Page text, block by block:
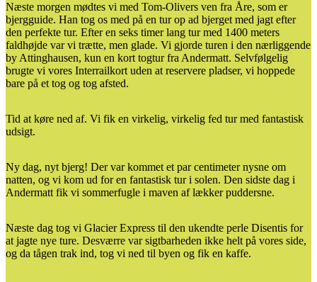
Næste morgen mødtes vi med Tom-Olivers ven fra Åre, som er
bjergguide. Han tog os med på en tur op ad bjerget med jagt efter
den perfekte tur. Efter en seks timer lang tur med 1400 meters
faldhøjde var vi trætte, men glade. Vi gjorde turen i den nærliggende
by Attinghausen, kun en kort togtur fra Andermatt. Selvfølgelig
brugte vi vores Interrailkort uden at reservere pladser, vi hoppede
bare på et tog og tog afsted.
Tid at køre ned af. Vi fik en virkelig, virkelig fed tur med fantastisk
udsigt.
Ny dag, nyt bjerg! Der var kommet et par centimeter nysne om
natten, og vi kom ud for en fantastisk tur i solen. Den sidste dag i
Andermatt fik vi sommerfugle i maven af lækker puddersne.
Næste dag tog vi Glacier Express til den ukendte perle Disentis for
at jagte nye ture. Desværre var sigtbarheden ikke helt på vores side,
og da tågen trak ind, tog vi ned til byen og fik en kaffe.